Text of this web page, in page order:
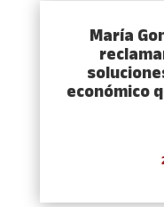
Marí­a
económico